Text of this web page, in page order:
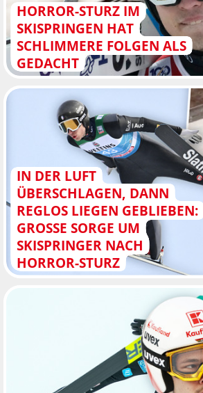
HORROR-STURZ IM
SKISPRINGEN HAT
SCHLIMMERE FOLGEN ALS
GEDACHT
IN DER LUFT
ÜBERSCHLAGEN, DANN
REGLOS LIEGEN GEBLIEBEN:
GROSSE SORGE UM S
KISPRINGER NACH H
ORROR-STURZ